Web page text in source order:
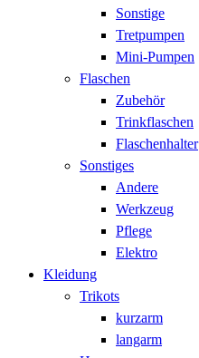
Sonstige
Tretpumpen
Mini-Pumpen
Flaschen
Zubehör
Trinkflaschen
Flaschenhalter
Sonstiges
Andere
Werkzeug
Pflege
Elektro
Kleidung
Trikots
kurzarm
langarm